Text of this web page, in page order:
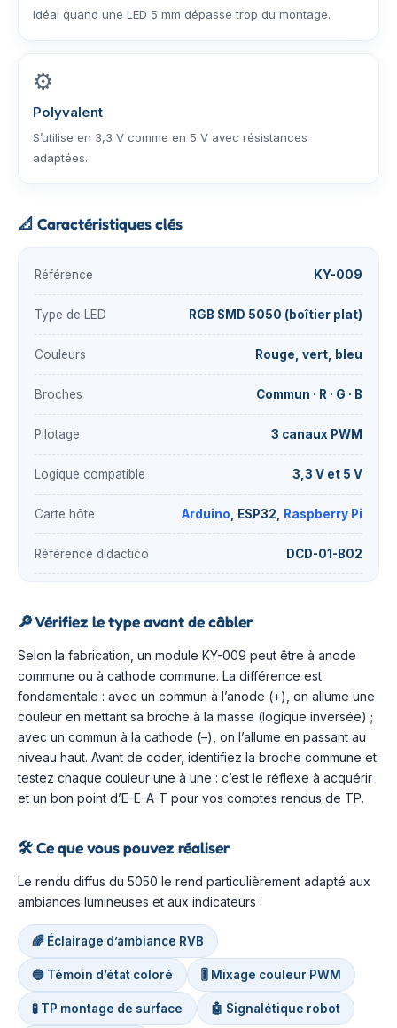
Idéal quand une LED 5 mm dépasse trop du montage.
⚙️
Polyvalent
S’utilise en 3,3 V comme en 5 V avec résistances
adaptées.
📐 Caractéristiques clés
Référence KY-009
Type de LED RGB SMD 5050 (boîtier plat)
Couleurs Rouge, vert, bleu
Broches Commun · R · G · B
Pilotage 3 canaux PWM
Logique compatible 3,3 V et 5 V
Carte hôte Arduino , ESP32, Raspberry Pi
Référence didactico DCD-01-B02
🔎Vérifiez le type avant de câbler
Selon la fabrication, un module KY-009 peut être à anode
commune ou à cathode commune. La différence est
fondamentale : avec un commun à l’anode (+), on allume une
couleur en mettant sa broche à la masse (logique inversée) ;
avec un commun à la cathode (–), on l’allume en passant au
niveau haut. Avant de coder, identifiez la broche commune et
testez chaque couleur une à une : c’est le réflexe à acquérir
et un bon point d’E-E-A-T pour vos comptes rendus de TP.
🛠️Ce que vous pouvez réaliser
Le rendu diffus du 5050 le rend particulièrement adapté aux
ambiances lumineuses et aux indicateurs :
🌈 Éclairage d’ambiance RVB
🔵 Témoin d’état coloré 🎚️ Mixage couleur PWM
🧪 TP montage de surface 🤖 Signalétique robot